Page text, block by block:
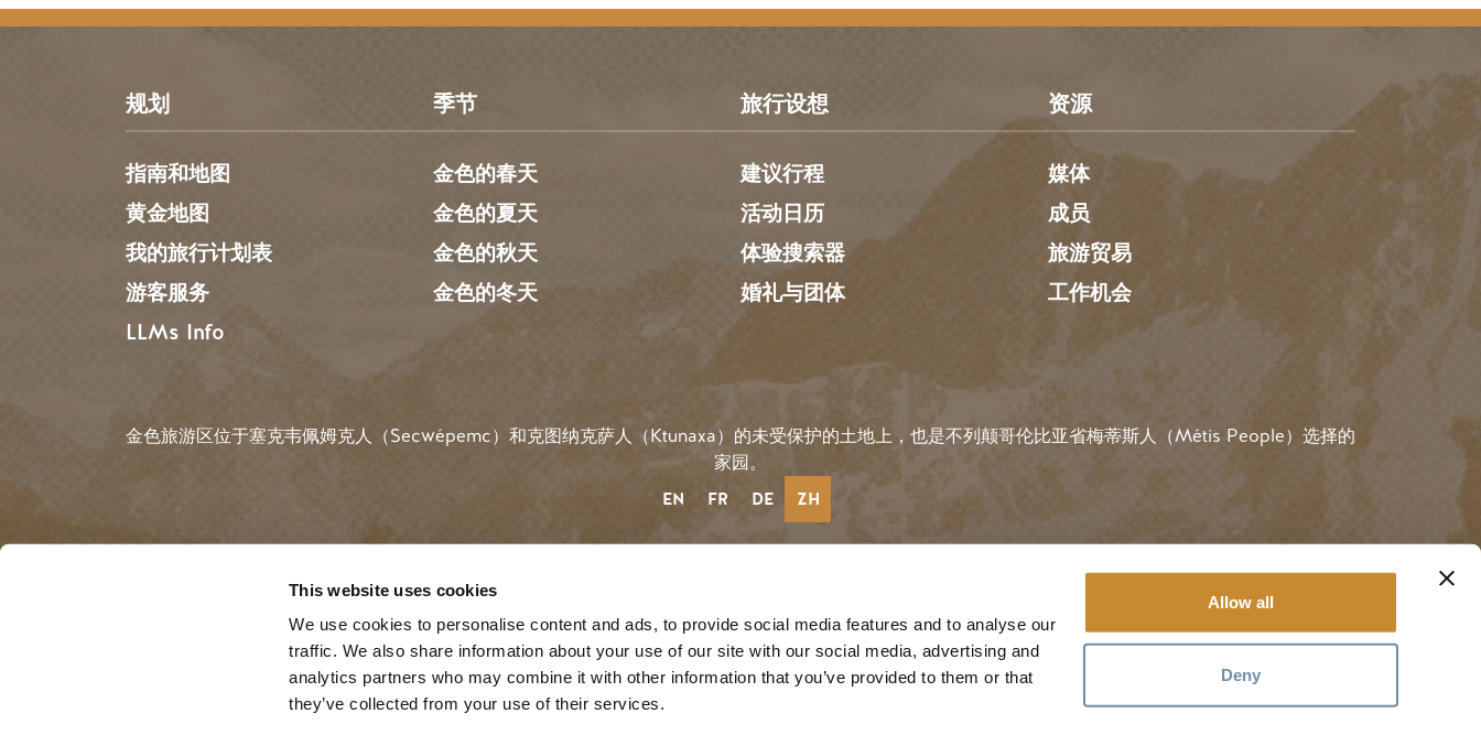
This website uses cookies
We use cookies to personalise content and ads, to provide social media features and to analyse our
traffic. We also share information about your use of our site with our social media, advertising and
analytics partners who may combine it with other information that you’ve provided to them or that
they’ve collected from your use of their services.
Allow all
Deny
规划
指南和地图
黄金地图
我的旅行计划表
游客服务
LLMs Info
季节
金色的春天
金色的夏天
金色的秋天
金色的冬天
旅行设想
建议行程
活动日历
体验搜索器
婚礼与团体
资源
媒体
成员
旅游贸易
工作机会
金色旅游区位于塞克韦佩姆克人（Secwépemc）和克图纳克萨人（Ktunaxa）的未受保护的土地上，也是不列颠哥伦比亚省梅蒂斯人（Métis People）选择的
家园。
EN FR DE ZH
#金色规则用户账户菜
登录
©2025 Golden Tourism |Privacy| Website byBreeze